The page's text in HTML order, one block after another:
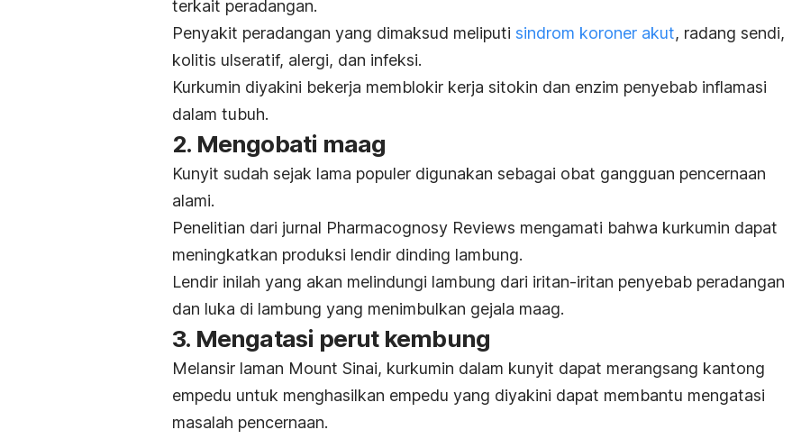
terkait peradangan.
Penyakit peradangan yang dimaksud meliputi sindrom koroner akut, radang sendi,
kolitis ulseratif, alergi, dan infeksi.
Kurkumin diyakini bekerja memblokir kerja sitokin dan enzim penyebab inflamasi
dalam tubuh.
2. Mengobati maag
Kunyit sudah sejak lama populer digunakan sebagai obat gangguan pencernaan
alami.
Penelitian dari jurnal Pharmacognosy Reviews mengamati bahwa kurkumin dapat
meningkatkan produksi lendir dinding lambung.
Lendir inilah yang akan melindungi lambung dari iritan-iritan penyebab peradangan
dan luka di lambung yang menimbulkan gejala maag.
3. Mengatasi perut kembung
Melansir laman Mount Sinai, kurkumin dalam kunyit dapat merangsang kantong
empedu untuk menghasilkan empedu yang diyakini dapat membantu mengatasi
masalah pencernaan.